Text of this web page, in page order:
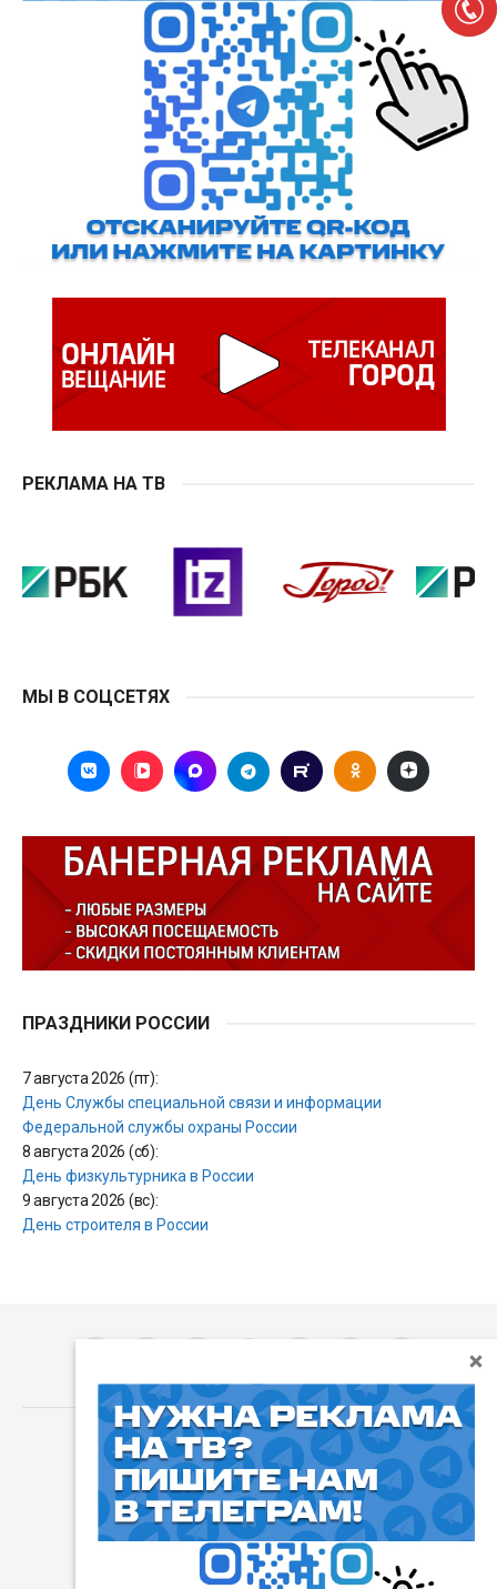
РЕКЛАМА НА ТВ
МЫ В СОЦСЕТЯХ
ПРАЗДНИКИ РОССИИ
7 августа 2026 (пт):
День Службы специальной связи и информации
Федеральной службы охраны России
8 августа 2026 (сб):
День физкультурника в России
9 августа 2026 (вс):
День строителя в России